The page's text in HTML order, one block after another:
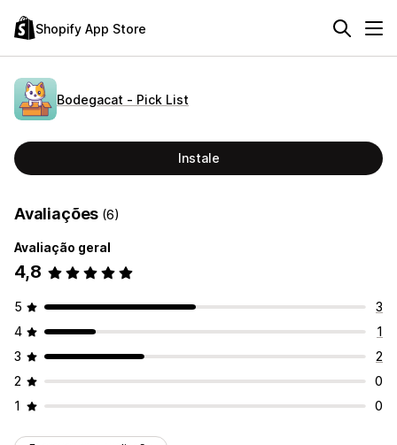
Shopify App Store
Bodegacat ‑ Pick List
Instale
Avaliações (6)
Avaliação geral
4,8
5
3
4
1
3
2
2
0
1
0